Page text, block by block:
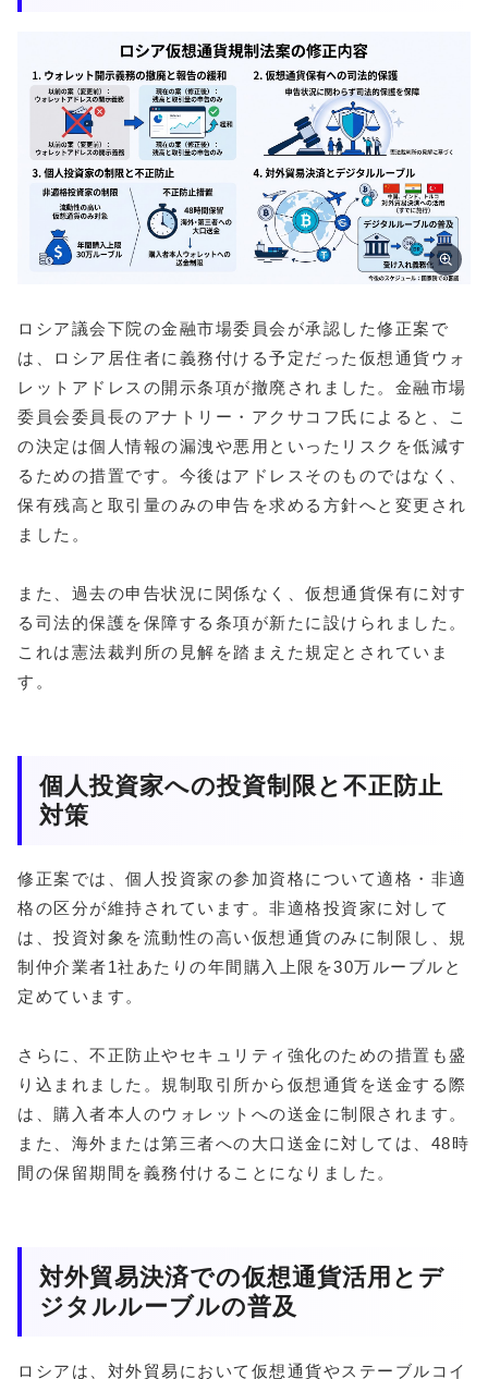
ロシア議会下院の金融市場委員会が承認した修正案で
は、ロシア居住者に義務付ける予定だった仮想通貨ウォ
レットアドレスの開示条項が撤廃されました。金融市場
委員会委員長のアナトリー・アクサコフ氏によると、こ
の決定は個人情報の漏洩や悪用といったリスクを低減す
るための措置です。今後はアドレスそのものではなく、
保有残高と取引量のみの申告を求める方針へと変更され
ました。
また、過去の申告状況に関係なく、仮想通貨保有に対す
る司法的保護を保障する条項が新たに設けられました。
これは憲法裁判所の見解を踏まえた規定とされていま
す。
個人投資家への投資制限と不正防止
対策
修正案では、個人投資家の参加資格について適格・非適
格の区分が維持されています。非適格投資家に対して
は、投資対象を流動性の高い仮想通貨のみに制限し、規
制仲介業者1社あたりの年間購入上限を30万ルーブルと
定めています。
さらに、不正防止やセキュリティ強化のための措置も盛
り込まれました。規制取引所から仮想通貨を送金する際
は、購入者本人のウォレットへの送金に制限されます。
また、海外または第三者への大口送金に対しては、48時
間の保留期間を義務付けることになりました。
対外貿易決済での仮想通貨活用とデ
ジタルルーブルの普及
ロシアは、対外貿易において仮想通貨やステーブルコイ